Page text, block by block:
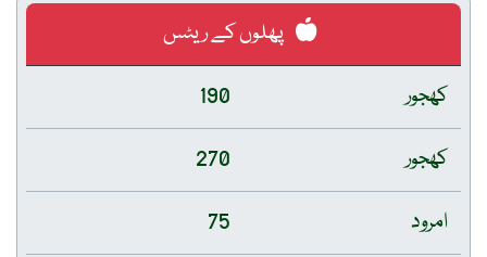
پھلوں کے ریٹس
کھجور
190
کھجور
270
امرود
75